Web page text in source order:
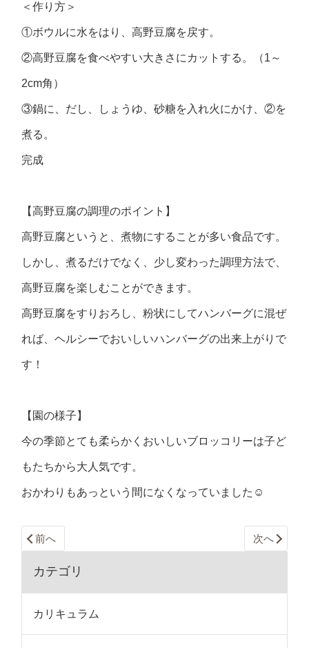
＜作り方＞
①ボウルに水をはり、高野豆腐を戻す。
②高野豆腐を食べやすい大きさにカットする。（1～
2cm角）
③鍋に、だし、しょうゆ、砂糖を入れ火にかけ、②を
煮る。
完成
【高野豆腐の調理のポイント】
高野豆腐というと、煮物にすることが多い食品です。
しかし、煮るだけでなく、少し変わった調理方法で、
高野豆腐を楽しむことができます。
高野豆腐をすりおろし、粉状にしてハンバーグに混ぜ
れば、ヘルシーでおいしいハンバーグの出来上がりで
す！
【園の様子】
今の季節とても柔らかくおいしいブロッコリーは子ど
もたちから大人気です。
おかわりもあっという間になくなっていました☺
前へ 次へ
カテゴリ
カリキュラム